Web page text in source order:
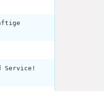
Service!